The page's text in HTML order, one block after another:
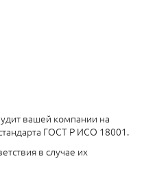
вашей компании на
ГОСТ Р ИСО 18001.
в случае их